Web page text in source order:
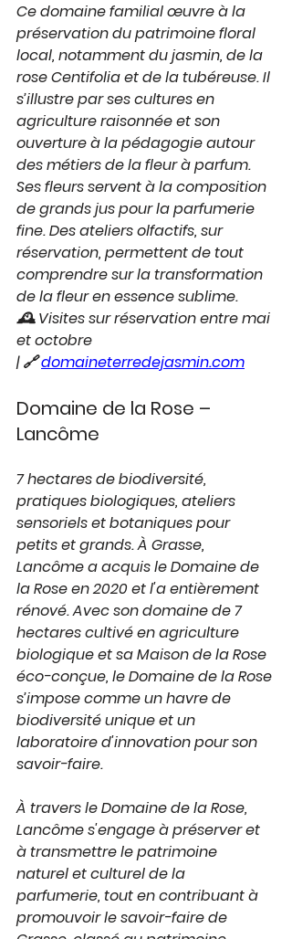
Ce domaine familial œuvre à la
préservation du patrimoine floral
local, notamment du jasmin, de la
rose Centifolia et de la tubéreuse. Il
s’illustre par ses cultures en
agriculture raisonnée et son
ouverture à la pédagogie autour
des métiers de la fleur à parfum.
Ses fleurs servent à la composition
de grands jus pour la parfumerie
fine. Des ateliers olfactifs, sur
réservation, permettent de tout
comprendre sur la transformation
de la fleur en essence sublime.
🕰 Visites sur réservation entre mai
et octobre
| 🔗 domaineterredejasmin.com
Domaine de la Rose –
Lancôme
7 hectares de biodiversité,
pratiques biologiques, ateliers
sensoriels et botaniques pour
petits et grands. À Grasse,
Lancôme a acquis le Domaine de
la Rose en 2020 et l'a entièrement
rénové. Avec son domaine de 7
hectares cultivé en agriculture
biologique et sa Maison de la Rose
éco-conçue, le Domaine de la Rose
s’impose comme un havre de
biodiversité unique et un
laboratoire d'innovation pour son
savoir-faire.
À travers le Domaine de la Rose,
Lancôme s'engage à préserver et
à transmettre le patrimoine
naturel et culturel de la
parfumerie, tout en contribuant à
promouvoir le savoir-faire de